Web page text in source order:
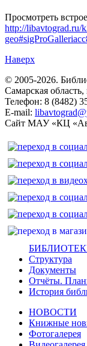
Просмотреть
http://libavtograd.ru/
Наверх
© 2005-2026.
Самарская
Телефон: 8 (8482)
E-mail:
Сайт МАУ «КЦ
Структура
Документы
Отчёты.
История
НОВОСТИ
Книжные
Фотогалерея